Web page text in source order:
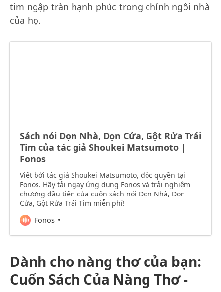
tim ngập tràn hạnh phúc trong chính ngôi nhà
của họ.
Sách nói Dọn Nhà, Dọn Cửa, Gột Rửa Trái
Tim của tác giả Shoukei Matsumoto |
Fonos
Viết bởi tác giả Shoukei Matsumoto, độc quyền tại
Fonos. Hãy tải ngay ứng dụng Fonos và trải nghiệm
chương đầu tiên của cuốn sách nói Dọn Nhà, Dọn
Cửa, Gột Rửa Trái Tim miễn phí!
Fonos
Dành cho nàng thơ của bạn:
Cuốn Sách Của Nàng Thơ -